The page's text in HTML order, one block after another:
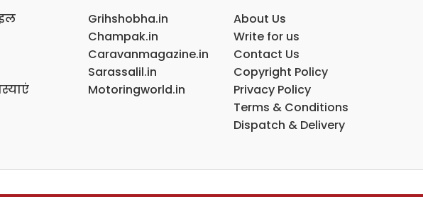
Grihshobha.in
Champak.in
Caravanmagazine.in
Sarassalil.in
Motoringworld.in
About Us
Write for us
Contact Us
Copyright Policy
Privacy Policy
Terms & Conditions
Dispatch & Delivery